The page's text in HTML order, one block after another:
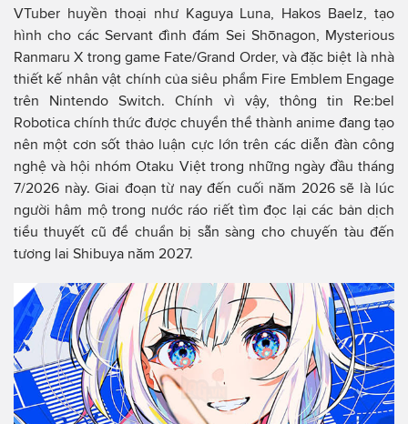
VTuber huyền thoại như Kaguya Luna, Hakos Baelz, tạo
hình cho các Servant đình đám Sei Shōnagon, Mysterious
Ranmaru X trong game Fate/Grand Order, và đặc biệt là nhà
thiết kế nhân vật chính của siêu phẩm Fire Emblem Engage
trên Nintendo Switch. Chính vì vậy, thông tin Re:bel
Robotica chính thức được chuyển thể thành anime đang tạo
nên một cơn sốt thảo luận cực lớn trên các diễn đàn công
nghệ và hội nhóm Otaku Việt trong những ngày đầu tháng
7/2026 này. Giai đoạn từ nay đến cuối năm 2026 sẽ là lúc
người hâm mộ trong nước ráo riết tìm đọc lại các bản dịch
tiểu thuyết cũ để chuẩn bị sẵn sàng cho chuyến tàu đến
tương lai Shibuya năm 2027.